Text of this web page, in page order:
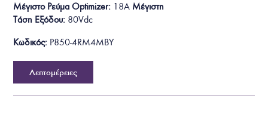
Μέγιστο Ρεύμα Optimizer: 18A Μέγιστη
Τάση Εξόδου: 80Vdc
Κωδικός: P850-4RM4MBY
Λεπτομέρειες